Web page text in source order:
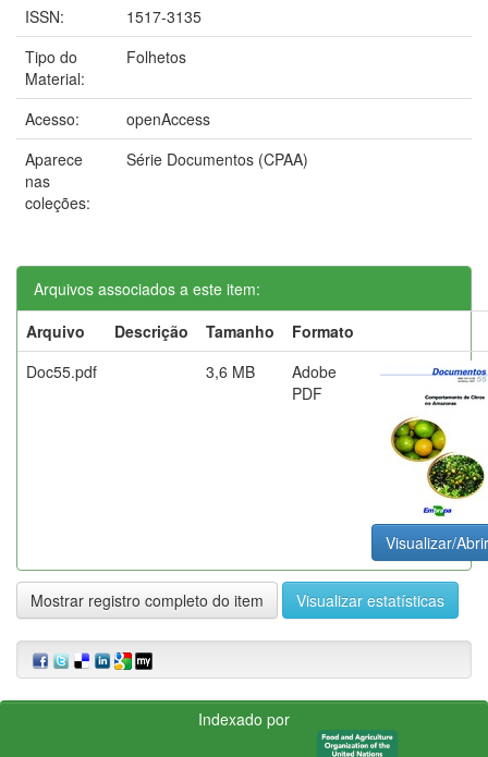
ISSN:
1517-3135
Tipo do
Material:
Folhetos
Acesso:
openAccess
Aparece
nas
coleções:
Série Documentos (CPAA)
Arquivos associados a este item:
Arquivo
Descrição Tamanho
Formato
Doc55.pdf
3,6 MB
Adobe
PDF
Visualizar/Abrir
Mostrar registro completo do item Visualizar estatísticas
Indexado por